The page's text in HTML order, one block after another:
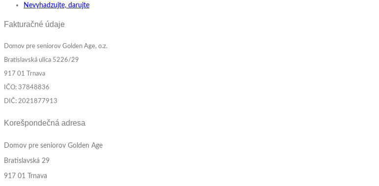
Nevyhadzujte, darujte
Fakturačné údaje
Domov pre seniorov Golden Age, o.z.
Bratislavská ulica 5226/29
917 01 Trnava
IČO: 37848836
DIČ: 2021877913
Korešpondečná adresa
Domov pre seniorov Golden Age
Bratislavská 29
917 01 Trnava